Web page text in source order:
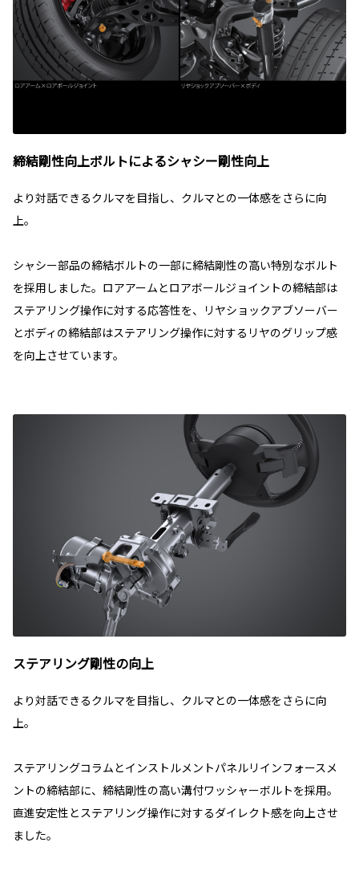
締結剛性向上ボルトによるシャシー剛性向上
より対話できるクルマを目指し、クルマとの一体感をさらに向
上。
シャシー部品の締結ボルトの一部に締結剛性の高い特別なボルト
を採用しました。ロアアームとロアボールジョイントの締結部は
ステアリング操作に対する応答性を、リヤショックアブソーバー
とボディの締結部はステアリング操作に対するリヤのグリップ感
を向上させています。
ステアリング剛性の向上
より対話できるクルマを目指し、クルマとの一体感をさらに向
上。
ステアリングコラムとインストルメントパネルリインフォースメ
ントの締結部に、締結剛性の高い溝付ワッシャーボルトを採用。
直進安定性とステアリング操作に対するダイレクト感を向上させ
ました。